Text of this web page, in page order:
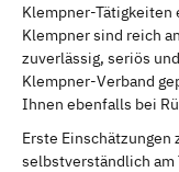
Klempner-Tätigkeiten
Klempner sind reich
zuverlässig, seriös
Klempner-Verband
Ihnen ebenfalls bei
Erste Einschätzungen
selbstverständlich am